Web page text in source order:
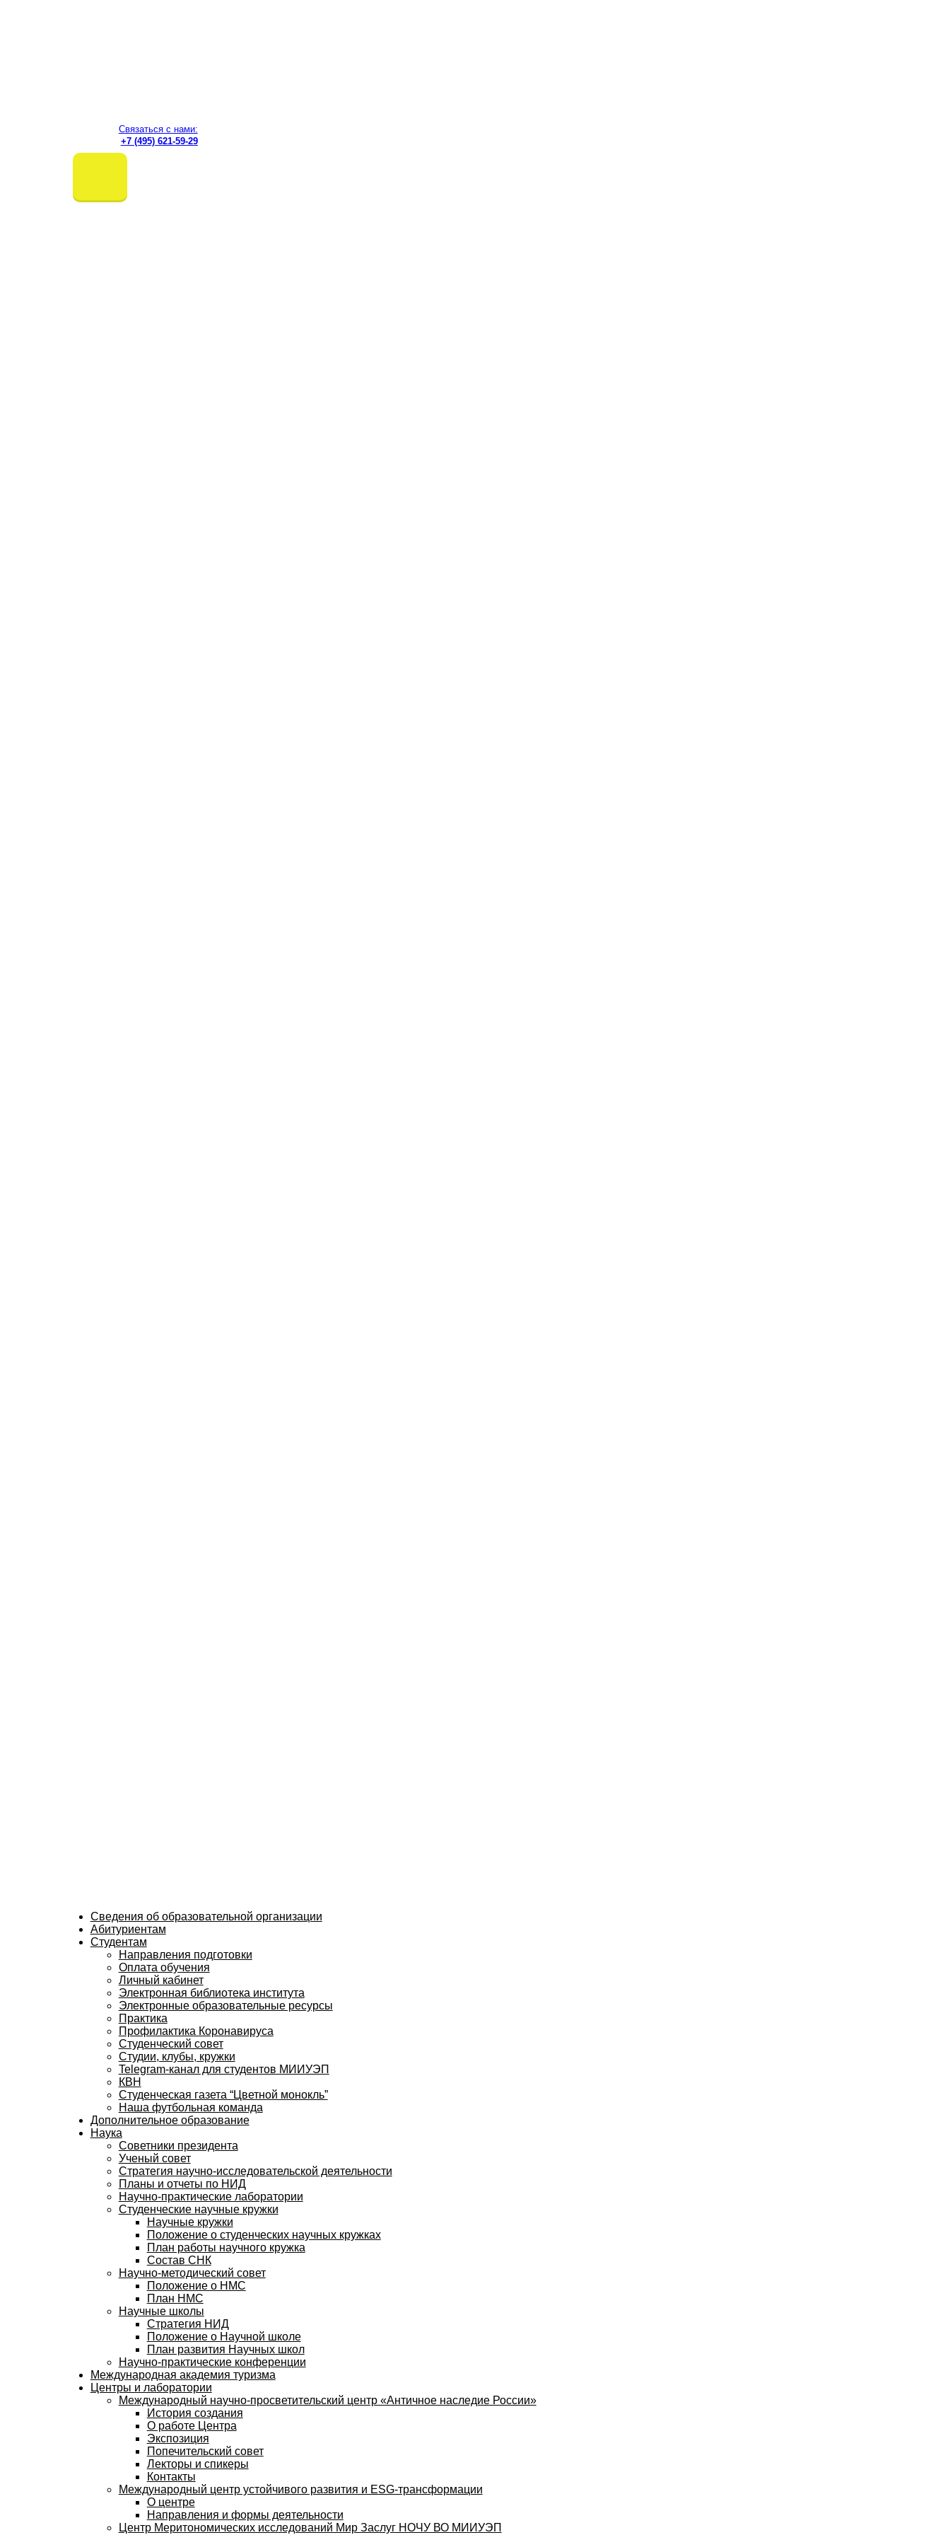
Связаться с нами:
+7 (495) 621-59-29
Сведения об образовательной организации
Абитуриентам
Студентам
Направления подготовки
Оплата обучения
Личный кабинет
Электронная библиотека института
Электронные образовательные ресурсы
Практика
Профилактика Коронавируса
Студенческий совет
Студии, клубы, кружки
Telegram-канал для студентов МИИУЭП
КВН
Студенческая газета “Цветной монокль”
Наша футбольная команда
Дополнительное образование
Наука
Советники президента
Ученый совет
Стратегия научно-исследовательской деятельности
Планы и отчеты по НИД
Научно-практические лаборатории
Студенческие научные кружки
Научные кружки
Положение о студенческих научных кружках
План работы научного кружка
Состав СНК
Научно-методический совет
Положение о НМС
План НМС
Научные школы
Стратегия НИД
Положение о Научной школе
План развития Научных школ
Научно-практические конференции
Международная академия туризма
Центры и лаборатории
Международный научно-просветительский центр «Античное наследие России»
История создания
О работе Центра
Экспозиция
Попечительский совет
Лекторы и спикеры
Контакты
Международный центр устойчивого развития и ESG-трансформации
О центре
Направления и формы деятельности
Центр Меритономических исследований Мир Заслуг НОЧУ ВО МИИУЭП